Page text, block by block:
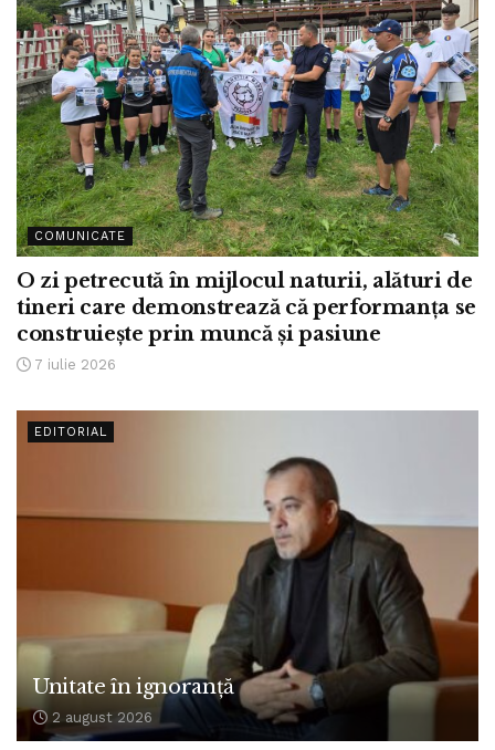
COMUNICATE
O zi petrecută în mijlocul naturii, alături de
tineri care demonstrează că performanța se
construiește prin muncă și pasiune
7 iulie 2026
EDITORIAL
Unitate în ignoranță
2 august 2026